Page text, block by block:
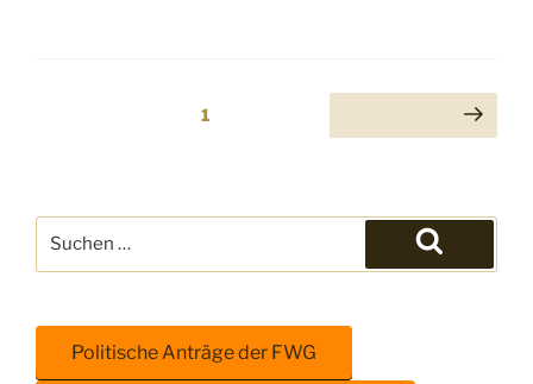
1
Politische Anträge der FWG